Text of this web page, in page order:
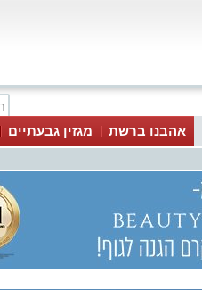
אהבנו ברשת מגזין גבעתיים